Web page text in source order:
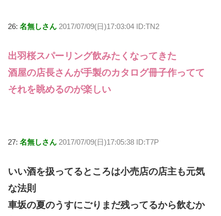
26: 名無しさん 2017/07/09(日)17:03:04 ID:TN2
出羽桜スパーリング飲みたくなってきた
酒屋の店長さんが手製のカタログ冊子作ってて
それを眺めるのが楽しい
27: 名無しさん 2017/07/09(日)17:05:38 ID:T7P
いい酒を扱ってるところは小売店の店主も元気
な法則
車坂の夏のうすにごりまだ残ってるから飲むか